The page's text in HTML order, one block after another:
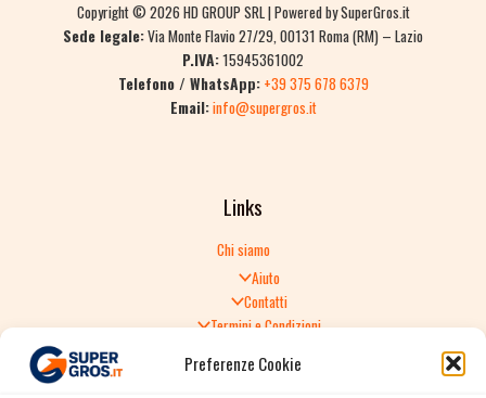
Preferenze Cookie
Copyright © 2026 HD GROUP SRL | Powered by SuperGros.it
Sede legale:Via Monte Flavio 27/29, 00131 Roma (RM) – Lazio
P.IVA:15945361002
Telefono / WhatsApp: +39 375 678 6379
Email:info@supergros.it
Links
Chi siamo
Aiuto
Contatti
Termini e Condizioni
Politica di Reso